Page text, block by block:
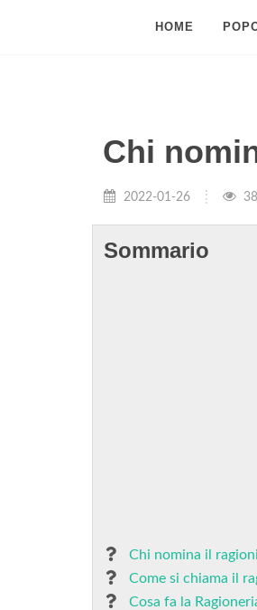
HOME
Chi
2022-01-26
Sommario
Chi nomina il
Come si chiama il
Cosa fa la